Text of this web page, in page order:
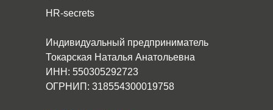
HR-secrets
Индивидуальный предприниматель
Токарская Наталья Анатольевна
ИНН: 550305292723
ОГРНИП: 318554300019758